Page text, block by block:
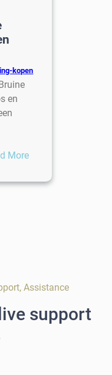
kopen
en
More:
Stijl:
Assistance
support